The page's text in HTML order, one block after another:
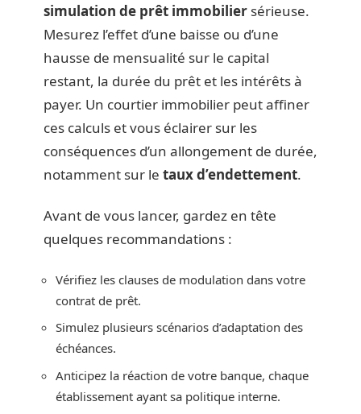
simulation de prêt immobilier sérieuse.
Mesurez l’effet d’une baisse ou d’une
hausse de mensualité sur le capital
restant, la durée du prêt et les intérêts à
payer. Un courtier immobilier peut affiner
ces calculs et vous éclairer sur les
conséquences d’un allongement de durée,
notamment sur le taux d’endettement.
Avant de vous lancer, gardez en tête
quelques recommandations :
Vérifiez les clauses de modulation dans votre
contrat de prêt.
Simulez plusieurs scénarios d’adaptation des
échéances.
Anticipez la réaction de votre banque, chaque
établissement ayant sa politique interne.